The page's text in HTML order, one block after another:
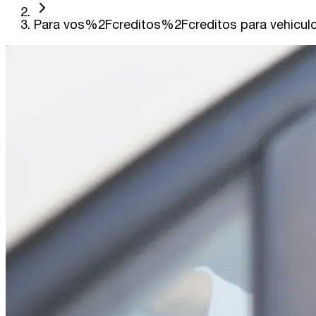
Para vos%2Fcreditos%2Fcreditos para